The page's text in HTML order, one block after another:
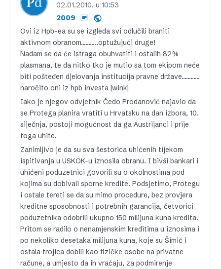
02.01.2010. u 10:53
2009
Ovi iz Hpb-ea su se izgleda svi odlučili braniti
aktivnom obranom………..optužujući druge!
Nadam se da će istraga obuhvatiti i ostalih 82%
plasmana, te da nitko tko je mutio sa tom ekipom neće
biti pošteđen djelovanja institucija pravne države…………
naročito oni iz hpb investa [wink]
Iako je njegov odvjetnik Čedo Prodanović najavio da
se Protega planira vratiti u Hrvatsku na dan izbora, 10.
siječnja, postoji mogućnost da ga Austrijanci i prije
toga uhite.
Zanimljivo je da su sva šestorica uhićenih tijekom
ispitivanja u USKOK-u iznosila obranu. I bivši bankari i
uhićeni poduzetnici govorili su o okolnostima pod
kojima su dobivali sporne kredite. Podsjetimo, Protegu
i ostale tereti se da su mimo procedure, bez provjera
kreditne sposobnosti i potrebnih garancija, četvorici
poduzetnika odobrili ukupno 150 milijuna kuna kredita.
Pritom se radilo o nenamjenskim kreditima u iznosima i
po nekoliko desetaka milijuna kuna, koje su Šimić i
ostala trojica dobili kao fizičke osobe na privatne
račune, a umjesto da ih vraćaju, za podmirenje